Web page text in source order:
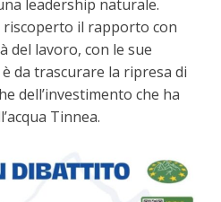
leadership naturale.
riscoperto il rapporto con
del lavoro, con le sue
da trascurare la ripresa di
dell’investimento che ha
Tinnea.